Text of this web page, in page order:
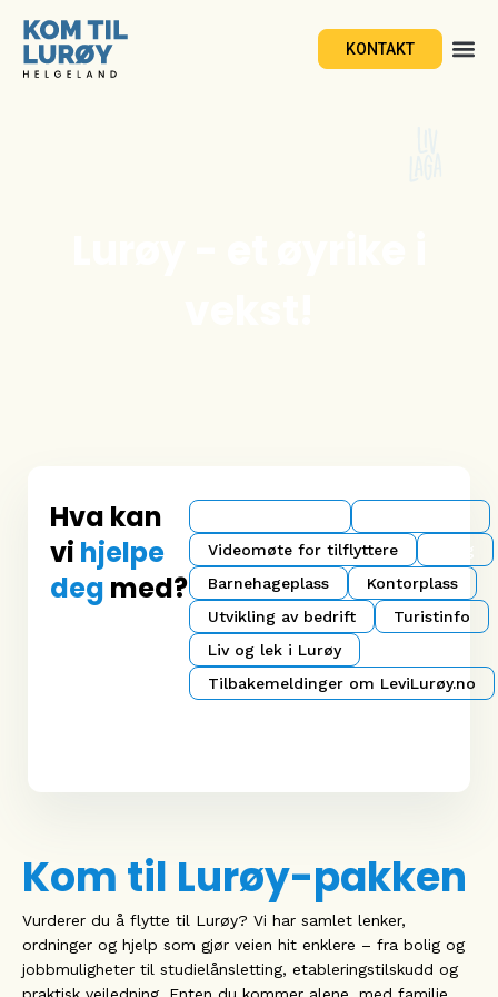
KONTAKT
Hva kan
vi hjelpe
deg med?
Videomøte for tilflyttere
Barnehageplass
Kontorplass
Utvikling av bedrift
Turistinfo
Liv og lek i Lurøy
Tilbakemeldinger om LeviLurøy.no
Kom til Lurøy-pakken
Vurderer du å flytte til Lurøy? Vi har samlet lenker,
ordninger og hjelp som gjør veien hit enklere – fra bolig og
jobbmuligheter til studielånsletting, etableringstilskudd og